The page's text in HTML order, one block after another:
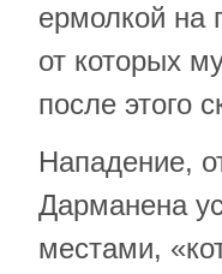
ермолкой на
от которых
после этого
Нападение,
Дарманена
местами,